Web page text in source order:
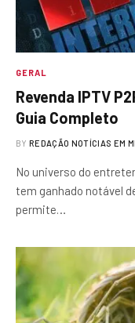
GERAL
Revenda IPTV
Guia Completo
BY REDAÇÃO NOTÍCIAS EM
No universo do
tem ganhado notável
permite…